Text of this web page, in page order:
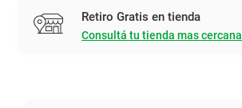
Retiro Gratis en tienda
Consultá tu tienda mas cercana